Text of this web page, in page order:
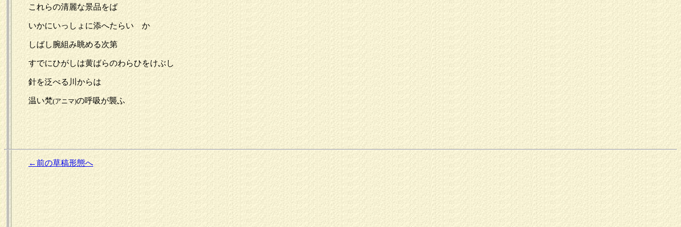
これらの清麗な景品をば
いかにいっしょに添へたらいゝか
しばし腕組み眺める次第
すでにひがしは黄ばらのわらひをけぶし
針を泛べる川からは
温い梵(アニマ)の呼吸が襲ふ
←前の草稿形態へ